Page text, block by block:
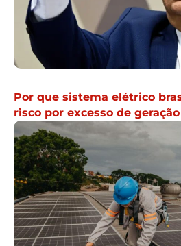
Por que sistema elétrico
risco por excesso de